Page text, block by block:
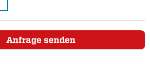
Anfrage senden